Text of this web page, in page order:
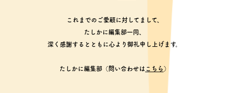
これまでのご愛顧に対してまして、
たしかに編集部一同、
深く感謝するとともに心より御礼申し上げます。
たしかに編集部（問い合わせは こちら ）